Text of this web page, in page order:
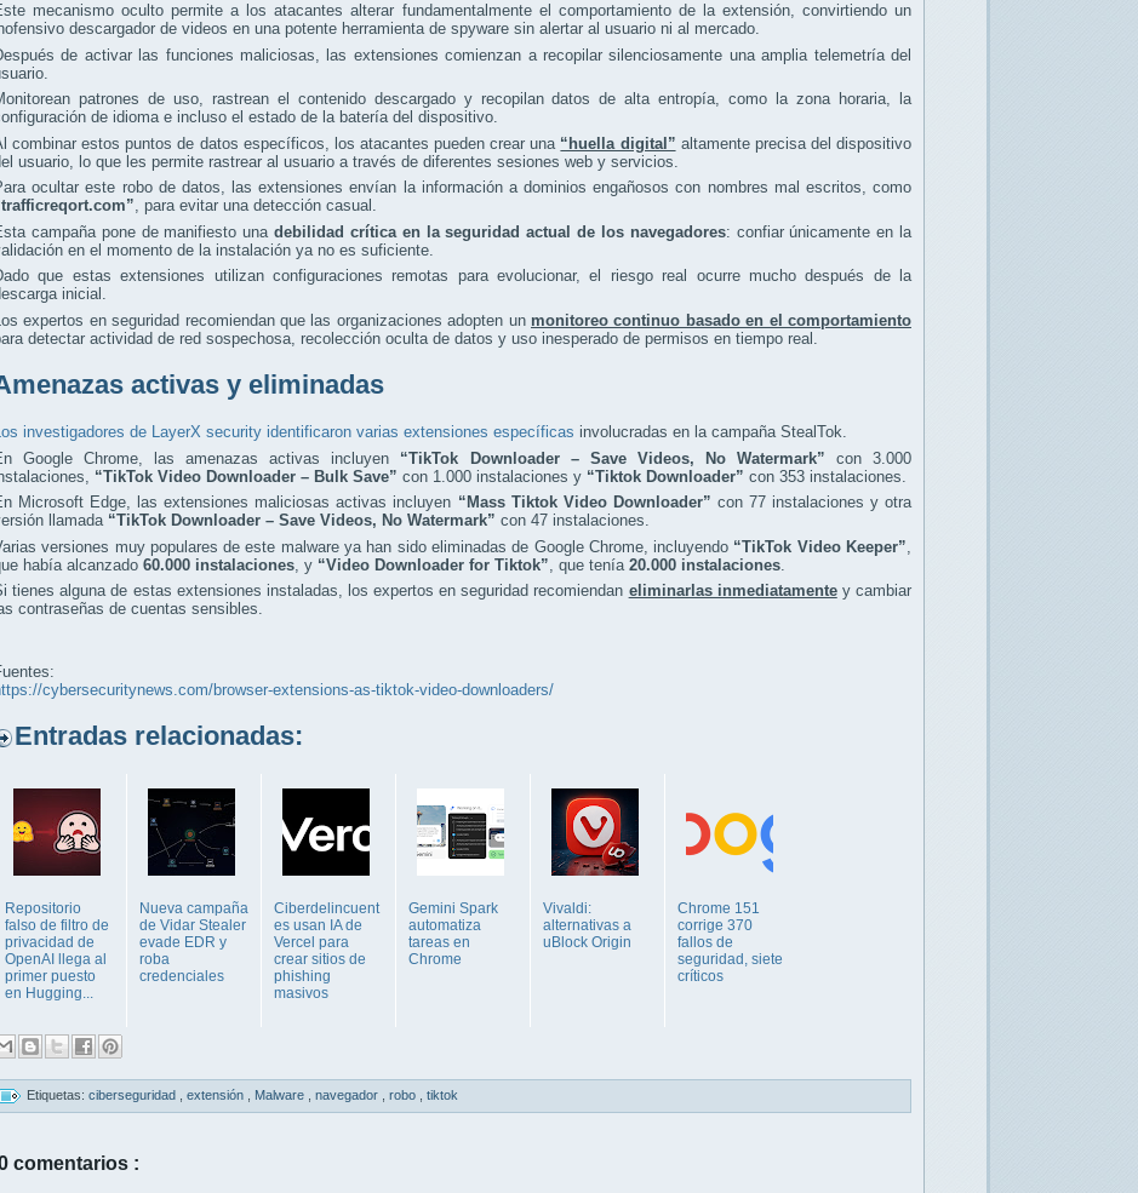
mecanismo oculto permite a los atacantes alterar fundamentalmente el comportamiento de la extensión, convirtiendo un
descargador de videos en una potente herramienta de spyware sin alertar al usuario ni al mercado.
de activar las funciones maliciosas, las extensiones comienzan a recopilar silenciosamente una amplia telemetría del
patrones de uso, rastrean el contenido descargado y recopilan datos de alta entropía, como la zona horaria, la
de idioma e incluso el estado de la batería del dispositivo.
combinar estos puntos de datos específicos, los atacantes pueden crear una “huella digital” altamente precisa del dispositivo
usuario, lo que les permite rastrear al usuario a través de diferentes sesiones web y servicios.
ocultar este robo de datos, las extensiones envían la información a dominios engañosos con nombres mal escritos, como
, para evitar una detección casual.
campaña pone de manifiesto una debilidad crítica en la seguridad actual de los navegadores: confiar únicamente en la
en el momento de la instalación ya no es suficiente.
que estas extensiones utilizan configuraciones remotas para evolucionar, el riesgo real ocurre mucho después de la
inicial.
Los expertos en seguridad recomiendan que las organizaciones adopten un monitoreo continuo basado en el comportamiento
detectar actividad de red sospechosa, recolección oculta de datos y uso inesperado de permisos en tiempo real.
activas y eliminadas
investigadores de LayerX security identificaron varias extensiones específicas involucradas en la campaña StealTok.
Google Chrome, las amenazas activas incluyen “TikTok Downloader – Save Videos, No Watermark” con 3.000
“TikTok Video Downloader – Bulk Save” con 1.000 instalaciones y “Tiktok Downloader” con 353 instalaciones.
Microsoft Edge, las extensiones maliciosas activas incluyen “Mass Tiktok Video Downloader” con 77 instalaciones y otra
llamada “TikTok Downloader – Save Videos, No Watermark” con 47 instalaciones.
versiones muy populares de este malware ya han sido eliminadas de Google Chrome, incluyendo “TikTok Video Keeper”
había alcanzado 60.000 instalaciones , y “Video Downloader for Tiktok” , que tenía 20.000 instalaciones
tienes alguna de estas extensiones instaladas, los expertos en seguridad recomiendan eliminarlas inmediatamentey cambiar
contraseñas de cuentas sensibles.
cybersecuritynews.com/browser-extensions-as-tiktok-video-downloaders/
relacionadas:
Repositorio
falso de filtro de
privacidad de
OpenAI llega al
primer puesto
en Hugging...
Nueva campaña
de Vidar Stealer
evade EDR y
roba
credenciales
Ciberdelincuent
es usan IA de
Vercel para
crear sitios de
phishing
masivos
Gemini Spark
automatiza
tareas en
Chrome
Vivaldi:
alternativas a
uBlock Origin
Chrome 151
corrige 370
fallos de
seguridad, siete
críticos
Etiquetas: ciberseguridad extensión Malware navegador robo tiktok
comentarios :